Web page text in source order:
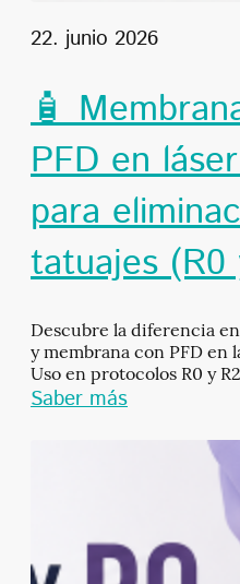
22. junio 2026
🧴
PFD en
para
tatuajes (R0
Descubre la diferencia
y membrana con PFD en
Uso en protocolos R0 y
profesional.
Saber más